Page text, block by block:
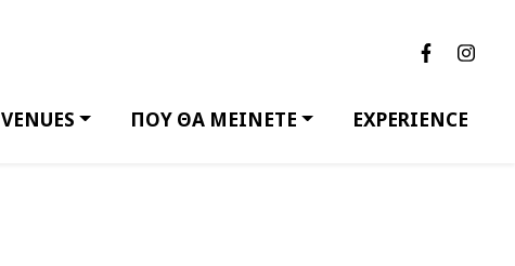
VENUES ΠΟΥ ΘΑ ΜΕΙΝΕΤΕ EXPERIENCE